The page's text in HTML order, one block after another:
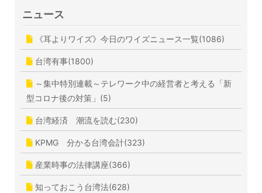
ニュース
《耳よりワイズ》今日のワイズニュース一覧(1086)
台湾有事(1800)
～集中特別連載～テレワーク中の経営者と考える「新
型コロナ後の対策」(5)
台湾経済 潮流を読む(230)
KPMG 分かる台湾会計(323)
産業時事の法律講座(366)
知っておこう台湾法(628)